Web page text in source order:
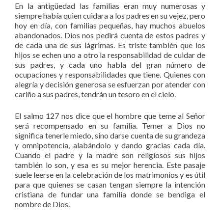
En la antigüedad las familias eran muy numerosas y
siempre había quien cuidara a los padres en su vejez, pero
hoy en día, con familias pequeñas, hay muchos abuelos
abandonados. Dios nos pedirá cuenta de estos padres y
de cada una de sus lágrimas. Es triste también que los
hijos se echen uno a otro la responsabilidad de cuidar de
sus padres, y cada uno habla del gran número de
ocupaciones y responsabilidades que tiene. Quienes con
alegría y decisión generosa se esfuerzan por atender con
cariño a sus padres, tendrán un tesoro en el cielo.
El salmo 127 nos dice que el hombre que teme al Señor
será recompensado en su familia. Temer a Dios no
significa tenerle miedo, sino darse cuenta de su grandeza
y omnipotencia, alabándolo y dando gracias cada día.
Cuando el padre y la madre son religiosos sus hijos
también lo son, y esa es su mejor herencia. Este pasaje
suele leerse en la celebración de los matrimonios y es útil
para que quienes se casan tengan siempre la intención
cristiana de fundar una familia donde se bendiga el
nombre de Dios.